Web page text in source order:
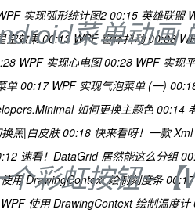
实现弧形统计图2 00:15 英雄联盟
空效果 00:13 WPF 窗体抖动 00:08
WPF 实现心电图 00:28 WPF 实现
单 00:17 WPF 实现气泡菜单 (一)
如何更换主题色 00:14
黑|白皮肤 00:18 快来看呀！一款
速看！DataGrid 居然能这么分组
用 DrawingContext 绘制刻度条
使用 DrawingContext 绘制温度
菜单动画
彩虹按钮~【